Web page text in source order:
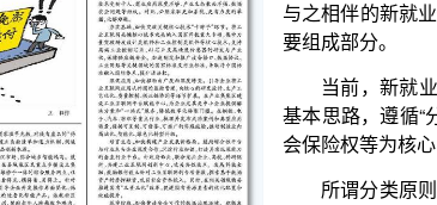
当前，新就业形态劳动者的
基本思路，遵循“分层分类、循序
会保险权等为核心，逐步完善新就
所谓分类原则，是将灵活就
受雇劳动者，平台企业等用人主
程的控制性、就业选择的自主性
性的评价标准，并结合有关司法